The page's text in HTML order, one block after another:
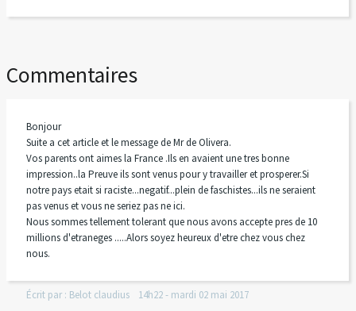
Commentaires
Bonjour
Suite a cet article et le message de Mr de Olivera.
Vos parents ont aimes la France .Ils en avaient une tres bonne
impression..la Preuve ils sont venus pour y travailler et prosperer.Si
notre pays etait si raciste...negatif...plein de faschistes...ils ne seraient
pas venus et vous ne seriez pas ne ici.
Nous sommes tellement tolerant que nous avons accepte pres de 10
millions d'etraneges .....Alors soyez heureux d'etre chez vous chez
nous.
Écrit par : Belot claudius 14h22- mardi 02 mai 2017